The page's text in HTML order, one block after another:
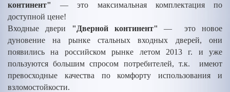
континент"
— это максимальная комплектация по
доступной цене!
Входные двери "Дверной континент" — это новое
дуновение на рынке стальных входных дверей, они
появились на российском рынке летом 2013 г. и уже
пользуются большим спросом потребителей, т.к. имеют
превосходные качества по комфорту использования и
взломостойкости.